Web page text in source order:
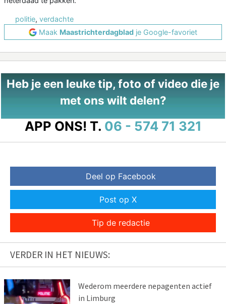
politie, verdachte
Maak Maastrichterdagblad je Google-favoriet
Heb je een leuke tip, foto of video die je
met ons wilt delen?
APP ONS! T. 06 - 574 71 321
Deel op Facebook
Post op X
Tip de redactie
VERDER IN HET NIEUWS:
Wederom meerdere nepagenten actief
in Limburg